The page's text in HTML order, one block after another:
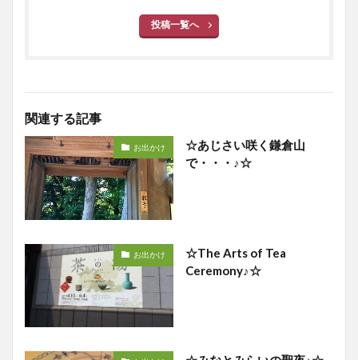
投稿一覧へ
関連する記事
お出かけ
☆あじさい咲く鎌倉山
で・・・♪☆
お出かけ
☆The Arts of Tea
Ceremony♪☆